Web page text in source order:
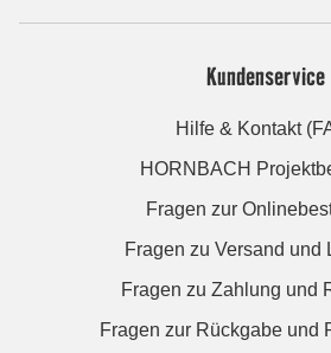
Kundenservice
Hilfe & Kontakt
HORNBACH
Fragen zur
Fragen zu Versand und
Fragen zu Zahlung und
Fragen zur Rückgabe und